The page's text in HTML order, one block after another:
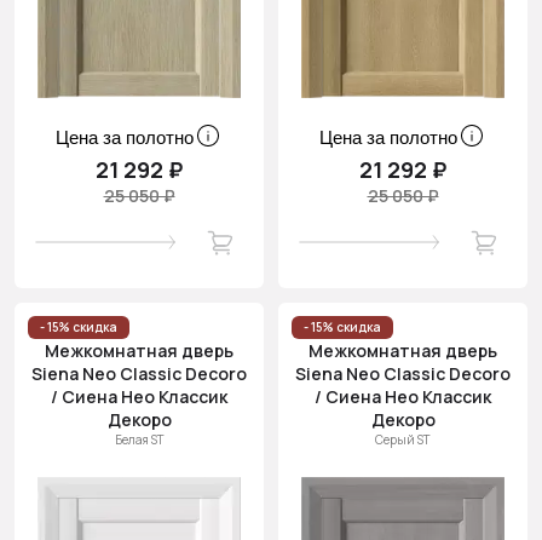
Цена за полотно
21 292 ₽
25 050 ₽
Цена за полотно
21 292 ₽
25 050 ₽
- 15% скидка
Межкомнатная дверь
Siena Neo Classic Decoro
/ Сиена Нео Классик
Декоро
Белая ST
- 15% скидка
Межкомнатная дверь
Siena Neo Classic Decoro
/ Сиена Нео Классик
Декоро
Серый ST